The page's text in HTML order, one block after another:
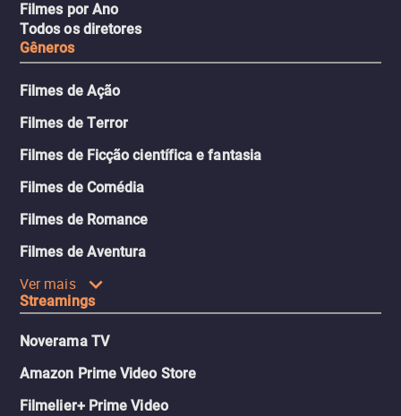
Filmes por Ano
Todos os diretores
Gêneros
Filmes de Ação
Filmes de Terror
Filmes de Ficção científica e fantasia
Filmes de Comédia
Filmes de Romance
Filmes de Aventura
Ver mais
Streamings
Noverama TV
Amazon Prime Video Store
Filmelier+ Prime Video